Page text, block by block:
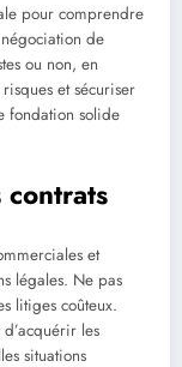
pour comprendre
de
ou non, en
et sécuriser
fondation solide
contrats
et
légales. Ne pas
litiges coûteux.
les
situations